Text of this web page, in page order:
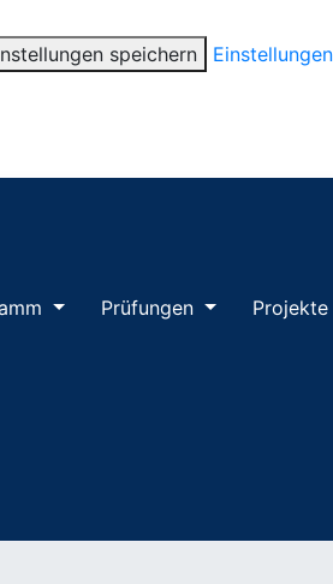
speichern
Prüfungen Projekte